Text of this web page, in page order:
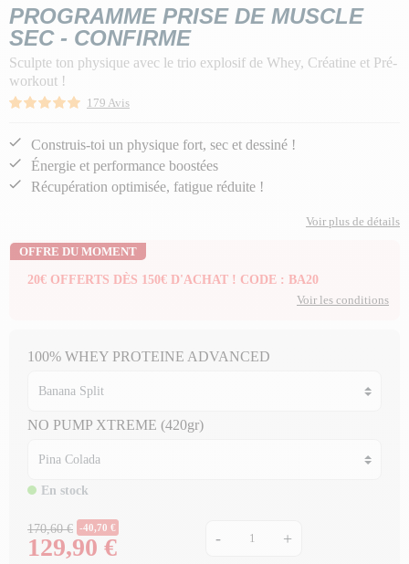
PROGRAMME PRISE DE MUSCLE
SEC - CONFIRME
Sculpte ton physique avec le trio explosif de Whey, Créatine et Pré-
workout !
179 Avis
Construis-toi un physique fort, sec et dessiné !
Énergie et performance boostées
Récupération optimisée, fatigue réduite !
Voir plus de détails
OFFRE DU MOMENT
20€ OFFERTS DÈS 150€ D'ACHAT ! CODE : BA20
Voir les conditions
100% WHEY PROTEINE ADVANCED
NO PUMP XTREME (420gr)
En stock
Prix Normal
170,60 € -40,70 €
Prix
129,90 € - +